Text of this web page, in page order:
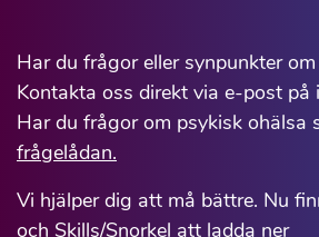
Har du frågor eller synpunkter om
Kontakta oss direkt via e-post på
Har du frågor om psykisk ohälsa
frågelådan.
Vi hjälper dig att må bättre. Nu
och Skills/Snorkel att ladda ner